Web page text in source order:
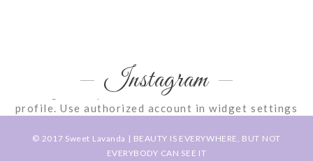
Instagram
Instagram requires authorization to view a user
profile. Use authorized account in widget settings
© 2017 Sweet Lavanda | BEAUTY IS EVERYWHERE, BUT NOT
EVERYBODY CAN SEE IT